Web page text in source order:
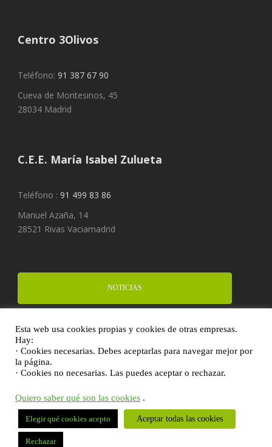
Centro 3Olivos
Teléfono: 91 387 67 90
Cueva de Montesinos, 45
28034 Madrid
C.E.E. María Isabel Zulueta
Teléfono : 91 499 83 86
Manuel Azaña, 14
28521 Rivas Vaciamadrid
NOTICIAS
FINANCIA UN PROYECTO
DONA
Esta web usa cookies propias y cookies de otras empresas.
Hay:
· Cookies necesarias. Debes aceptarlas para navegar mejor por
la página.
· Cookies no necesarias. Las puedes aceptar o rechazar.
Quiero saber qué son las cookies .
Elegir qué cookies acepto Aceptar todas las cookies
Rechazar